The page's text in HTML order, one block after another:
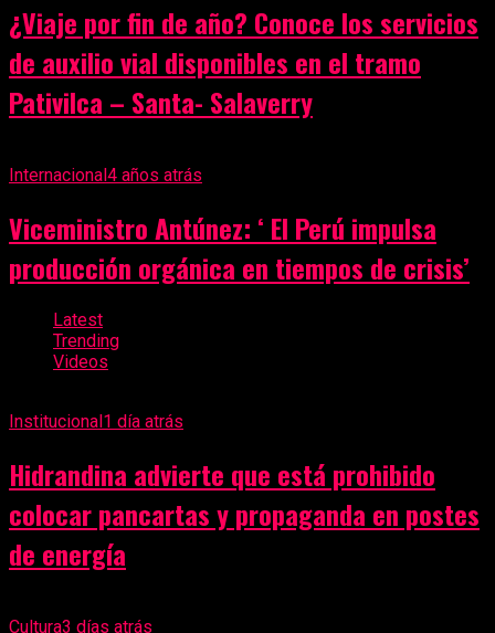
¿Viaje por fin de año? Conoce los servicios
de auxilio vial disponibles en el tramo
Pativilca – Santa- Salaverry
Internacional 4 años atrás
Viceministro Antúnez: ‘ El Perú impulsa
producción orgánica en tiempos de crisis’
Latest
Trending
Videos
Institucional1 día atrás
Hidrandina advierte que está prohibido
colocar pancartas y propaganda en postes
de energía
Cultura3 días atrás